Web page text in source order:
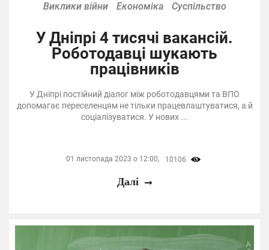
Виклики війни Економіка Суспільство
У Дніпрі 4 тисячі вакансій.
Роботодавці шукають
працівників
У Дніпрі постійний діалог між роботодавцями та ВПО
допомагає переселенцям не тільки працевлаштуватися, а й
соціалізуватися. У нових ...
01 листопада 2023 о 12:00, 10106
Далі